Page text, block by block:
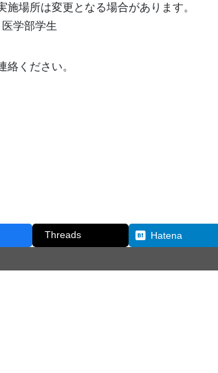
場所は変更となる場合があります。
学部学生
ください。
Threads Hatena